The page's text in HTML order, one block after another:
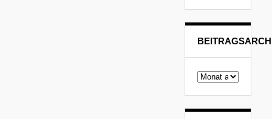
Beitragsarchiv